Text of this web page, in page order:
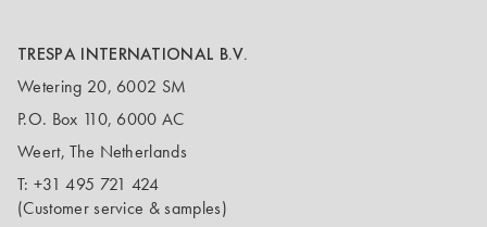
TRESPA INTERNATIONAL B.V.
Wetering 20, 6002 SM
P.O. Box 110, 6000 AC
Weert, The Netherlands
T: +31 495 721 424
(Customer service & samples)